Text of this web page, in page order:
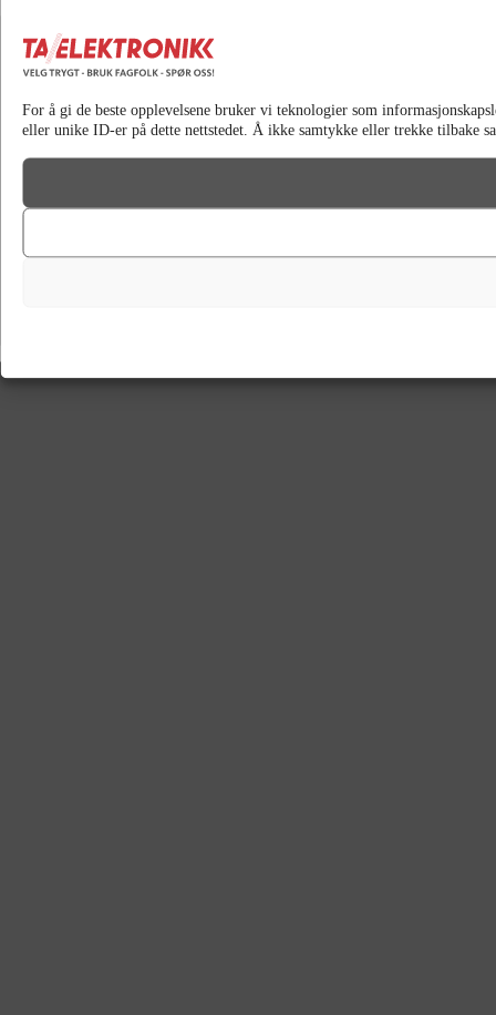
For å gi de beste opplevelsene bruker vi teknologier som
eller unike ID-er på dette nettstedet. Å ikke samtykke eller trekke tilbake